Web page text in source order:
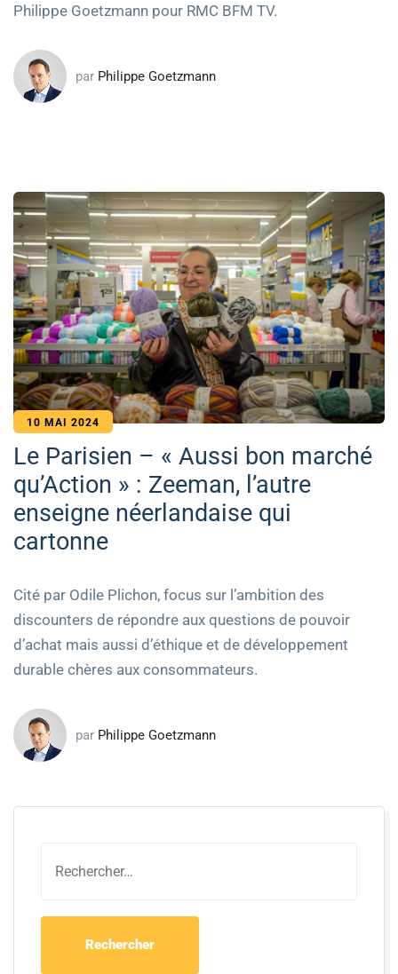
Philippe Goetzmann pour RMC BFM TV.
par Philippe Goetzmann
10 MAI 2024
Le Parisien – « Aussi bon marché
qu’Action » : Zeeman, l’autre
enseigne néerlandaise qui
cartonne
Cité par Odile Plichon, focus sur l’ambition des
discounters de répondre aux questions de pouvoir
d’achat mais aussi d’éthique et de développement
durable chères aux consommateurs.
par Philippe Goetzmann